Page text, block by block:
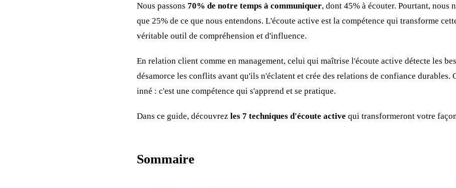
Nous passons 70% de notre temps à communiquer, dont 45% à écouter. Pourtant, nous
que 25% de ce que nous entendons. L'écoute active est la compétence qui transforme
véritable outil de compréhension et d'influence.
En relation client comme en management, celui qui maîtrise l'écoute active détecte les
désamorce les conflits avant qu'ils n'éclatent et crée des relations de confiance durables.
inné : c'est une compétence qui s'apprend et se pratique.
Dans ce guide, découvrez les 7 techniques d'écoute active qui transformeront votre
Sommaire